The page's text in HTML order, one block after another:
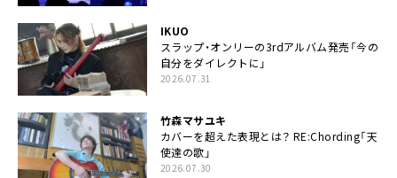
IKUO
スラップ・オンリーの3rdアルバム発売「今の
自分をダイレクトに」
2026.07.31
竹森マサユキ
カバーを超えた表現とは？ RE:Chording「天
使達の歌」
2026.07.30